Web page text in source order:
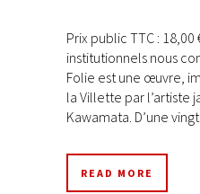
Prix public TTC :
institutionnels nous
Folie est une œuvre,
la Villette par l’artiste
Kawamata. D’une
READ MORE